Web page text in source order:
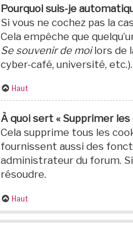
Pourquoi suis-je
Si vous ne cochez pas la
Cela empêche que
Se souvenir de moilors de
cyber-café, université,
Haut
À quoi sert « Supprimer les
Cela supprime tous les
fournissent aussi des
administrateur du forum.
résoudre.
Haut